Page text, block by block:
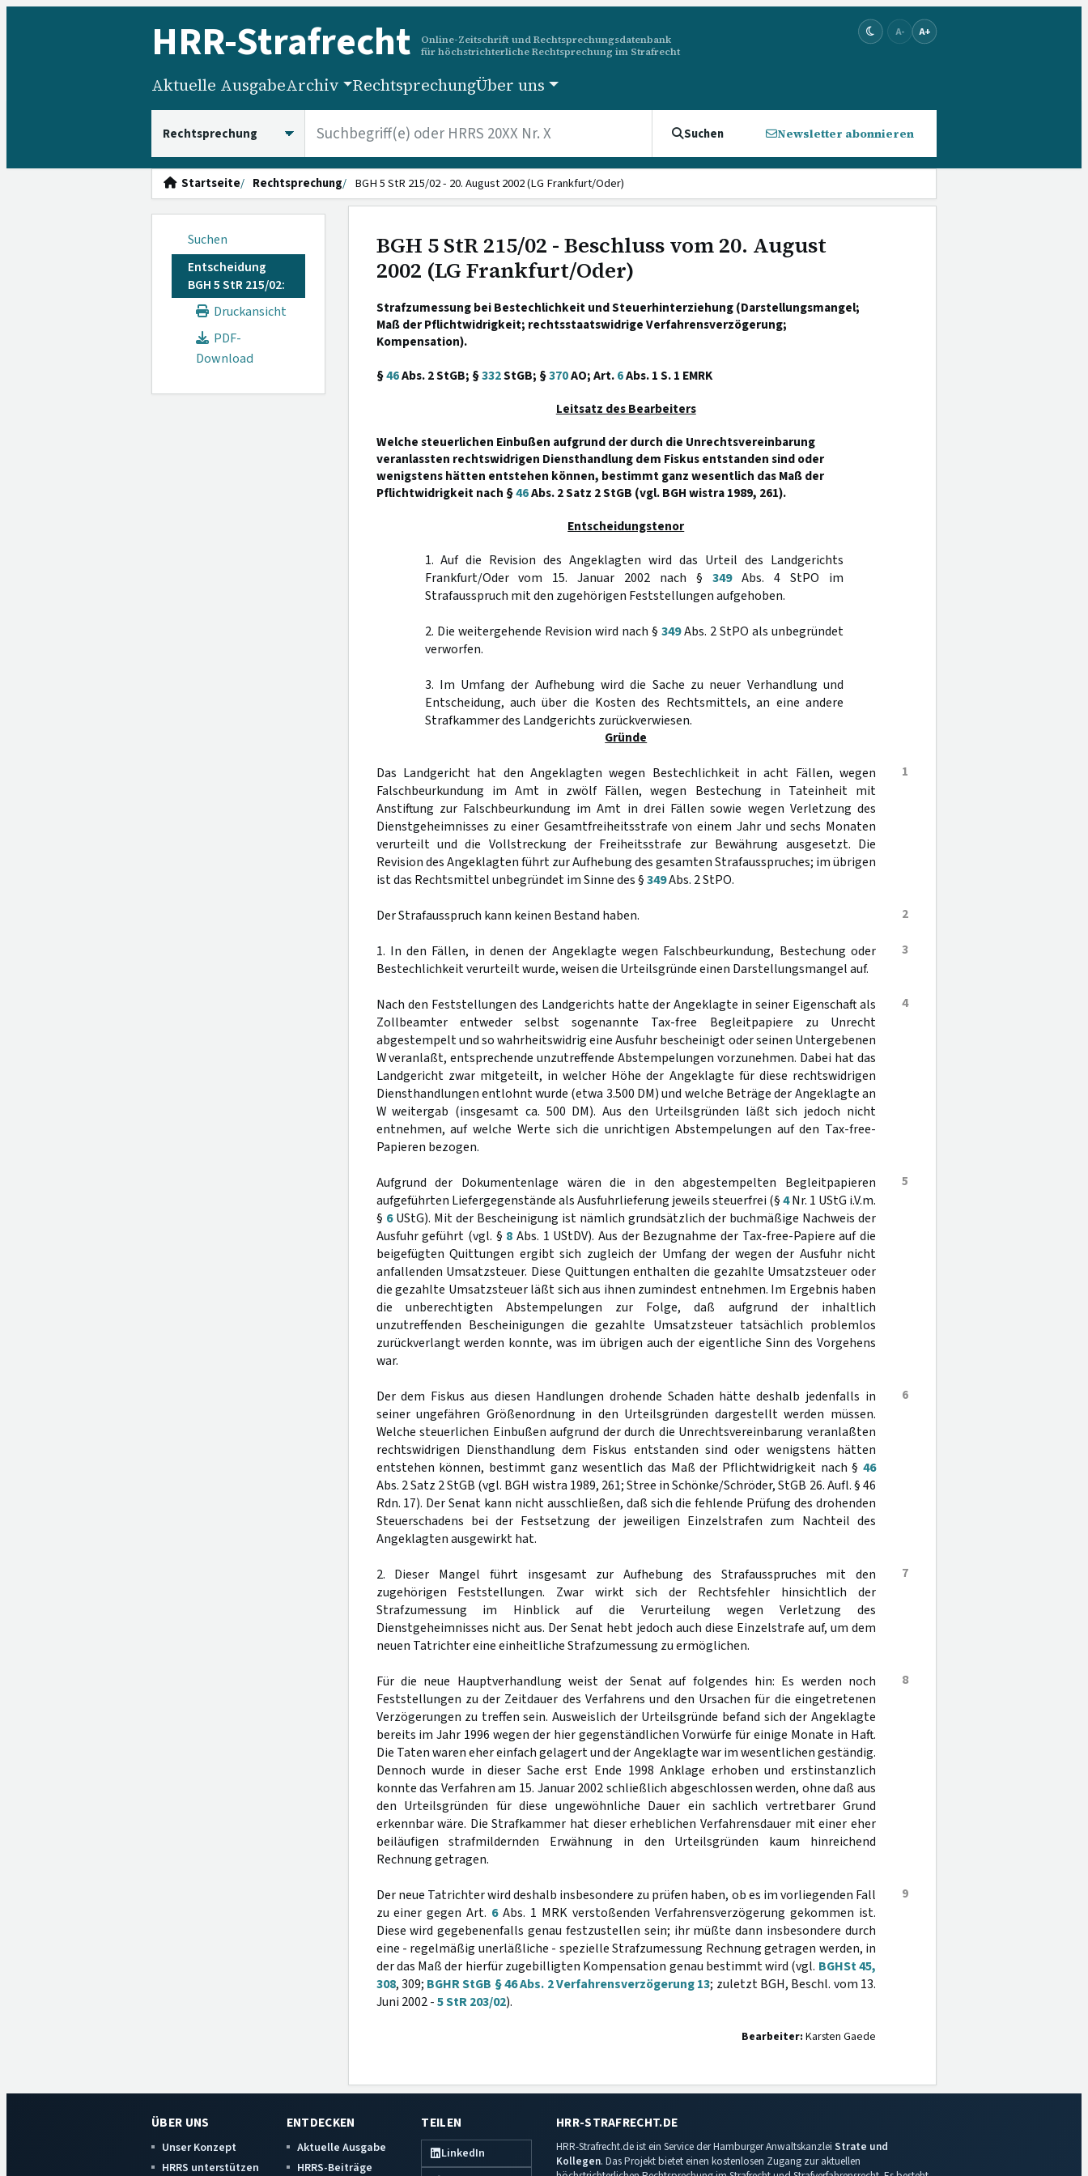
HRR-Strafrecht
Online-Zeitschrift und Rechtsprechungsdatenbank
für höchstrichterliche Rechtsprechung im Strafrecht
A- A+
Aktuelle AusgabeArchiv RechtsprechungÜber uns
Suchen Newsletter abonnieren
Startseite Rechtsprechung BGH 5 StR 215/02 - 20. August 2002 (LG Frankfurt/Oder)
Suchen
Entscheidung
BGH 5 StR 215/02:
Druckansicht
PDF-
Download
BGH 5 StR 215/02 - Beschluss vom 20. August
2002 (LG Frankfurt/Oder)
Strafzumessung bei Bestechlichkeit und Steuerhinterziehung (Darstellungsmangel;
Maß der Pflichtwidrigkeit; rechtsstaatswidrige Verfahrensverzögerung;
Kompensation).
§46Abs. 2 StGB; §332StGB; §370AO; Art.6Abs. 1 S. 1 EMRK
Leitsatz des Bearbeiters
Welche steuerlichen Einbußen aufgrund der durch die Unrechtsvereinbarung
veranlassten rechtswidrigen Diensthandlung dem Fiskus entstanden sind oder
wenigstens hätten entstehen können, bestimmt ganz wesentlich das Maß der
Pflichtwidrigkeit nach §46Abs. 2 Satz 2 StGB (vgl. BGH wistra 1989, 261).
Entscheidungstenor
1. Auf die Revision des Angeklagten wird das Urteil des Landgerichts
Frankfurt/Oder vom 15. Januar 2002 nach §349Abs. 4 StPO im
Strafausspruch mit den zugehörigen Feststellungen aufgehoben.
2. Die weitergehende Revision wird nach § 349Abs. 2 StPO als unbegründet
verworfen.
3. Im Umfang der Aufhebung wird die Sache zu neuer Verhandlung und
Entscheidung, auch über die Kosten des Rechtsmittels, an eine andere
Strafkammer des Landgerichts zurückverwiesen.
Gründe
1
Das Landgericht hat den Angeklagten wegen Bestechlichkeit in acht Fällen, wegen
Falschbeurkundung im Amt in zwölf Fällen, wegen Bestechung in Tateinheit mit
Anstiftung zur Falschbeurkundung im Amt in drei Fällen sowie wegen Verletzung des
Dienstgeheimnisses zu einer Gesamtfreiheitsstrafe von einem Jahr und sechs Monaten
verurteilt und die Vollstreckung der Freiheitsstrafe zur Bewährung ausgesetzt. Die
Revision des Angeklagten führt zur Aufhebung des gesamten Strafausspruches; im übrigen
ist das Rechtsmittel unbegründet im Sinne des §349Abs. 2 StPO.
2
Der Strafausspruch kann keinen Bestand haben.
3
1. In den Fällen, in denen der Angeklagte wegen Falschbeurkundung, Bestechung oder
Bestechlichkeit verurteilt wurde, weisen die Urteilsgründe einen Darstellungsmangel auf.
4
Nach den Feststellungen des Landgerichts hatte der Angeklagte in seiner Eigenschaft als
Zollbeamter entweder selbst sogenannte Tax-free Begleitpapiere zu Unrecht
abgestempelt und so wahrheitswidrig eine Ausfuhr bescheinigt oder seinen Untergebenen
W veranlaßt, entsprechende unzutreffende Abstempelungen vorzunehmen. Dabei hat das
Landgericht zwar mitgeteilt, in welcher Höhe der Angeklagte für diese rechtswidrigen
Diensthandlungen entlohnt wurde (etwa 3.500 DM) und welche Beträge der Angeklagte an
W weitergab (insgesamt ca. 500 DM). Aus den Urteilsgründen läßt sich jedoch nicht
entnehmen, auf welche Werte sich die unrichtigen Abstempelungen auf den Tax-free-
Papieren bezogen.
5
Aufgrund der Dokumentenlage wären die in den abgestempelten Begleitpapieren
aufgeführten Liefergegenstände als Ausfuhrlieferung jeweils steuerfrei (§4Nr. 1 UStG i.V.m.
§ 6UStG). Mit der Bescheinigung ist nämlich grundsätzlich der buchmäßige Nachweis der
Ausfuhr geführt (vgl. § 8 Abs. 1 UStDV). Aus der Bezugnahme der Tax-free-Papiere auf die
beigefügten Quittungen ergibt sich zugleich der Umfang der wegen der Ausfuhr nicht
anfallenden Umsatzsteuer. Diese Quittungen enthalten die gezahlte Umsatzsteuer oder
die gezahlte Umsatzsteuer läßt sich aus ihnen zumindest entnehmen. Im Ergebnis haben
die unberechtigten Abstempelungen zur Folge, daß aufgrund der inhaltlich
unzutreffenden Bescheinigungen die gezahlte Umsatzsteuer tatsächlich problemlos
zurückverlangt werden konnte, was im übrigen auch der eigentliche Sinn des Vorgehens
war.
6
Der dem Fiskus aus diesen Handlungen drohende Schaden hätte deshalb jedenfalls in
seiner ungefähren Größenordnung in den Urteilsgründen dargestellt werden müssen.
Welche steuerlichen Einbußen aufgrund der durch die Unrechtsvereinbarung veranlaßten
rechtswidrigen Diensthandlung dem Fiskus entstanden sind oder wenigstens hätten
entstehen können, bestimmt ganz wesentlich das Maß der Pflichtwidrigkeit nach § 46
Abs. 2 Satz 2 StGB (vgl. BGH wistra 1989, 261; Stree in Schönke/Schröder, StGB 26. Aufl. § 46
Rdn. 17). Der Senat kann nicht ausschließen, daß sich die fehlende Prüfung des drohenden
Steuerschadens bei der Festsetzung der jeweiligen Einzelstrafen zum Nachteil des
Angeklagten ausgewirkt hat.
7
2. Dieser Mangel führt insgesamt zur Aufhebung des Strafausspruches mit den
zugehörigen Feststellungen. Zwar wirkt sich der Rechtsfehler hinsichtlich der
Strafzumessung im Hinblick auf die Verurteilung wegen Verletzung des
Dienstgeheimnisses nicht aus. Der Senat hebt jedoch auch diese Einzelstrafe auf, um dem
neuen Tatrichter eine einheitliche Strafzumessung zu ermöglichen.
8
Für die neue Hauptverhandlung weist der Senat auf folgendes hin: Es werden noch
Feststellungen zu der Zeitdauer des Verfahrens und den Ursachen für die eingetretenen
Verzögerungen zu treffen sein. Ausweislich der Urteilsgründe befand sich der Angeklagte
bereits im Jahr 1996 wegen der hier gegenständlichen Vorwürfe für einige Monate in Haft.
Die Taten waren eher einfach gelagert und der Angeklagte war im wesentlichen geständig.
Dennoch wurde in dieser Sache erst Ende 1998 Anklage erhoben und erstinstanzlich
konnte das Verfahren am 15. Januar 2002 schließlich abgeschlossen werden, ohne daß aus
den Urteilsgründen für diese ungewöhnliche Dauer ein sachlich vertretbarer Grund
erkennbar wäre. Die Strafkammer hat dieser erheblichen Verfahrensdauer mit einer eher
beiläufigen strafmildernden Erwähnung in den Urteilsgründen kaum hinreichend
Rechnung getragen.
9
Der neue Tatrichter wird deshalb insbesondere zu prüfen haben, ob es im vorliegenden Fall
zu einer gegen Art. 6Abs. 1 MRK verstoßenden Verfahrensverzögerung gekommen ist.
Diese wird gegebenenfalls genau festzustellen sein; ihr müßte dann insbesondere durch
eine - regelmäßig unerläßliche - spezielle Strafzumessung Rechnung getragen werden, in
der das Maß der hierfür zugebilligten Kompensation genau bestimmt wird (vgl. BGHSt 45,
308, 309; BGHR StGB § 46 Abs. 2 Verfahrensverzögerung 13; zuletzt BGH, Beschl. vom 13.
Juni 2002 -5 StR 203/02).
Bearbeiter: Karsten Gaede
ÜBER UNS
Unser Konzept
HRRS unterstützen
ENTDECKEN
Aktuelle Ausgabe
HRRS-Beiträge
TEILEN
LinkedIn
HRR-STRAFRECHT.DE
HRR-Strafrecht.de ist ein Service der Hamburger Anwaltskanzlei Strate und
Kollegen. Das Projekt bietet einen kostenlosen Zugang zur aktuellen